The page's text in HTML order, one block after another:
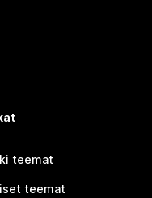
teemat
teemat